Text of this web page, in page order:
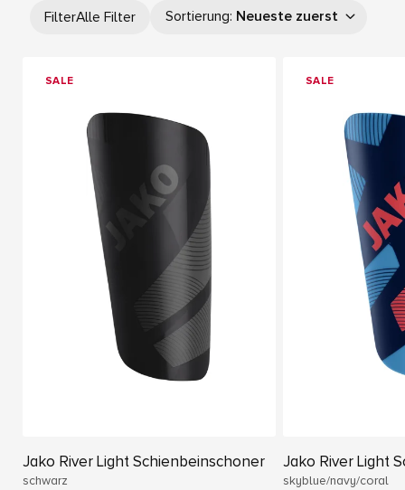
a
n
FilterAlle Filter Sortierung: Neueste zuerst
SALE
Jako River Light Schienbeinschoner
schwarz
SALE
Jako River Light
skyblue/navy/coral